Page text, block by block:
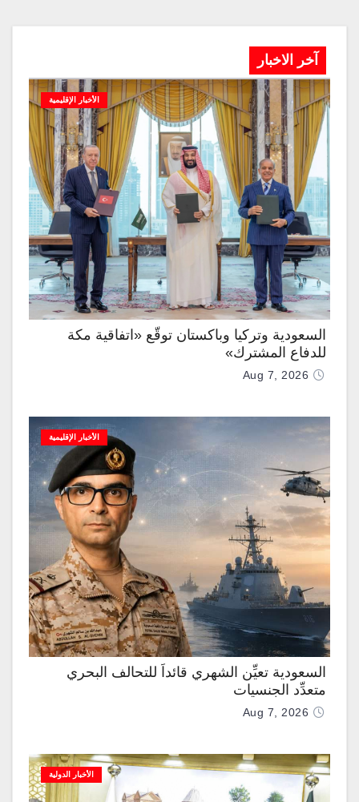
آخر الاخبار
الأخبار الإقليمية
السعودية وتركيا وباكستان توقّع «اتفاقية مكة
للدفاع المشترك»
Aug 7, 2026
الأخبار الإقليمية
السعودية تعيِّن الشهري قائداً للتحالف البحري
متعدِّد الجنسيات
Aug 7, 2026
الأخبار الدولية